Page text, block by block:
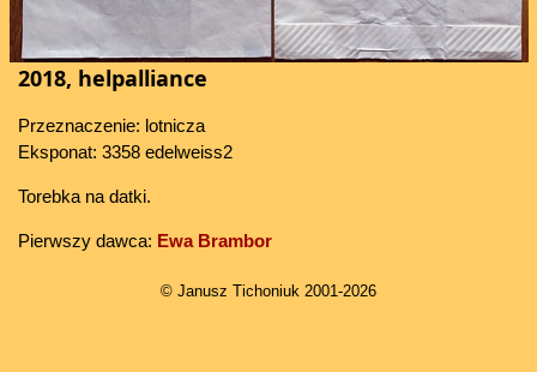
2018, helpalliance
Przeznaczenie: lotnicza
Eksponat: 3358 edelweiss2
Torebka na datki.
Pierwszy dawca: Ewa Brambor
© Janusz Tichoniuk 2001-2026